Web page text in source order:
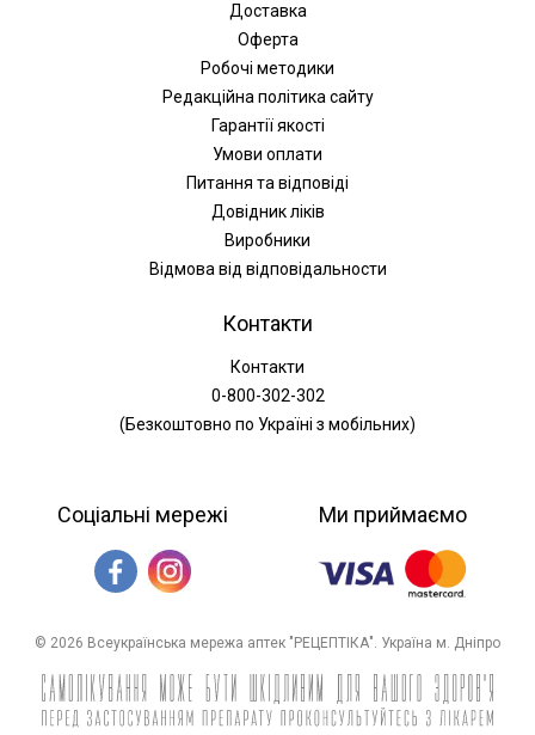
Доставка
Оферта
Робочі методики
Редакційна політика сайту
Гарантії якості
Умови оплати
Питання та відповіді
Довідник ліків
Виробники
Відмова від відповідальности
Контакти
Контакти
0-800-302-302
(Безкоштовно по Україні з мобільних)
Соціальні мережі Ми приймаємо
© 2026 Всеукраїнська мережа аптек "РЕЦЕПТІКА". Україна м. Дніпро